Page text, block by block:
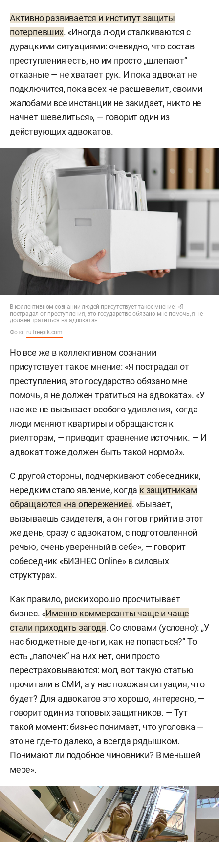
Активно развивается и институт защиты
потерпевших. «Иногда люди сталкиваются с
дурацкими ситуациями: очевидно, что состав
преступления есть, но им просто „шлепают“
отказные — не хватает рук. И пока адвокат не
подключится, пока всех не расшевелит, своими
жалобами все инстанции не закидает, никто не
начнет шевелиться», — говорит один из
действующих адвокатов.
В коллективном сознании людей присутствует такое мнение: «Я
пострадал от преступления, это государство обязано мне помочь, я не
должен тратиться на адвоката»
Фото: ru.freepik.com
Но все же в коллективном сознании
присутствует такое мнение: «Я пострадал от
преступления, это государство обязано мне
помочь, я не должен тратиться на адвоката». «У
нас же не вызывает особого удивления, когда
люди меняют квартиры и обращаются к
риелторам, — приводит сравнение источник. — И
адвокат тоже должен быть такой нормой».
С другой стороны, подчеркивают собеседники,
нередким стало явление, когда к защитникам
обращаются «на опережение». «Бывает,
вызываешь свидетеля, а он готов прийти в этот
же день, сразу с адвокатом, с подготовленной
речью, очень уверенный в себе», — говорит
собеседник «БИЗНЕС Online» в силовых
структурах.
Как правило, риски хорошо просчитывает
бизнес. «Именно коммерсанты чаще и чаще
стали приходить загодя. Со словами (условно): „У
нас бюджетные деньги, как не попасться?“ То
есть „папочек“ на них нет, они просто
перестраховываются: мол, вот такую статью
прочитали в СМИ, а у нас похожая ситуация, что
будет? Для адвокатов это хорошо, интересно, —
говорит один из топовых защитников. — Тут
такой момент: бизнес понимает, что уголовка —
это не где-то далеко, а всегда рядышком.
Понимают ли подобное чиновники? В меньшей
мере».